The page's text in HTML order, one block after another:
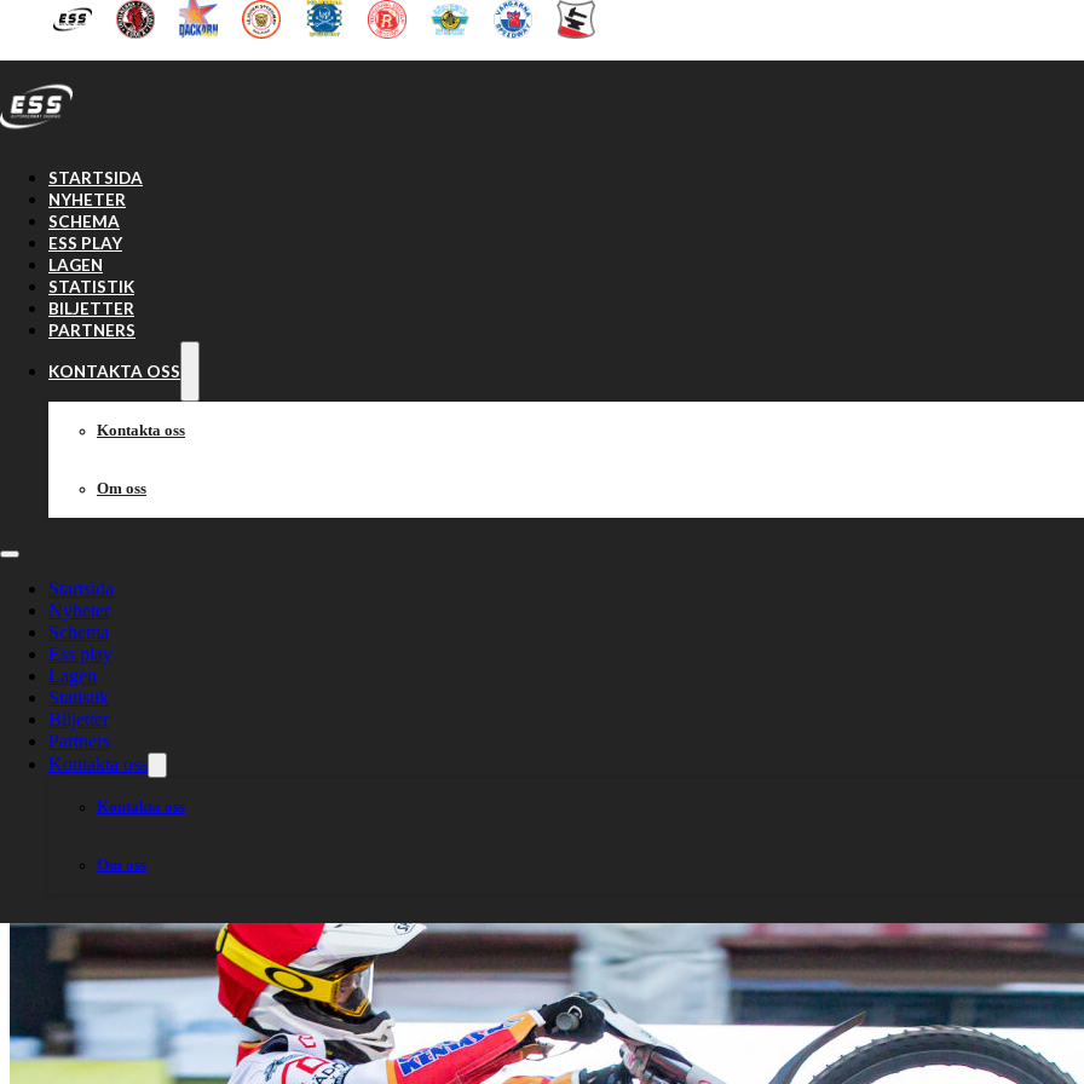
Hoppa till huvudinnehåll Hoppa till sidfot
STARTSIDA
NYHETER
SCHEMA
ESS PLAY
LAGEN
STATISTIK
BILJETTER
PARTNERS
KONTAKTA OSS
Kontakta oss
Om oss
Startsida
Nyheter
Schema
Ess play
Lagen
Statistik
Biljetter
Partners
Kontakta oss
Kontakta oss
Om oss
Kvartett förde ”Piggarna” till